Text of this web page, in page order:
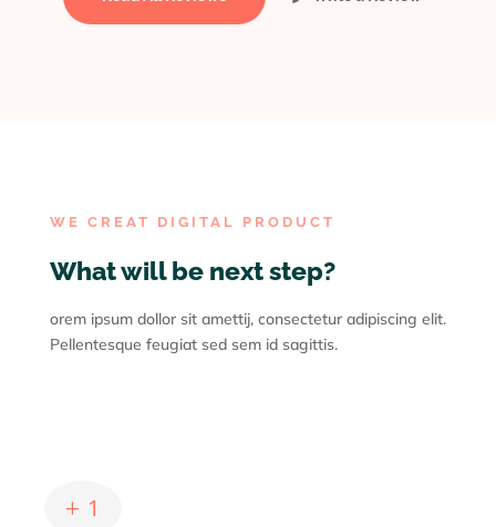
WE CREAT DIGITAL PRODUCT
What will be next step?
orem ipsum dollor sit amettij, consectetur adipiscing elit.
Pellentesque feugiat sed sem id sagittis.
L